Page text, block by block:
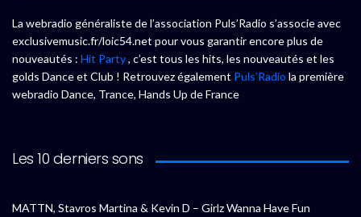
La webradio généraliste de l’association Puls’Radio s’associe avec
exclusivemusic.fr/loic54.net pour vous garantir encore plus de
nouveautés : Hit Party, c’est tous les hits, les nouveautés et les
golds Dance et Club ! Retrouvez également Puls’Radio la première
webradio Dance, Trance, Hands Up de France
Les 10 derniers sons
MATTN, Stavros Martina & Kevin D – Girlz Wanna Have Fun